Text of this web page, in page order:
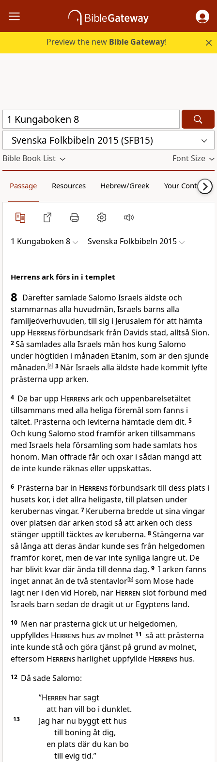
Preview the new Bible Gateway!
Svenska Folkbibeln 2015 (SFB15)
Bible Book List Font Size
Passage Resources Hebrew/Greek Your Content
1 Kungaboken 8 Svenska Folkbibeln 2015
Herrens ark förs in i templet
8 Därefter samlade Salomo Israels äldste och
stammarnas alla huvudmän, Israels barns alla
familjeöverhuvuden, till sig i Jerusalem för att hämta
upp Herrensförbundsark från Davids stad, alltså Sion.
2Så samlades alla Israels män hos kung Salomo
under högtiden i månaden Etanim, som är den sjunde
månaden.[a] 3 När Israels alla äldste hade kommit lyfte
prästerna upp arken.
4 De bar upp Herrensark och uppenbarelsetältet
tillsammans med alla heliga föremål som fanns i
tältet. Prästerna och leviterna hämtade dem dit. 5
Och kung Salomo stod framför arken tillsammans
med Israels hela församling som hade samlats hos
honom. Man offrade får och oxar i sådan mängd att
de inte kunde räknas eller uppskattas.
6 Prästerna bar in Herrensförbundsark till dess plats i
husets kor, i det allra heligaste, till platsen under
kerubernas vingar. 7 Keruberna bredde ut sina vingar
över platsen där arken stod så att arken och dess
stänger upptill täcktes av keruberna. 8Stängerna var
så långa att deras ändar kunde ses från helgedomen
framför koret, men de var inte synliga längre ut. De
har blivit kvar där ända till denna dag. 9 I arken fanns
inget annat än de två stentavlor[b] som Mose hade
lagt ner i den vid Horeb, när Herren slöt förbund med
Israels barn sedan de dragit ut ur Egyptens land.
10 Men när prästerna gick ut ur helgedomen,
uppfylldes Herrens hus av molnet 11 så att prästerna
inte kunde stå och göra tjänst på grund av molnet,
eftersom Herrens härlighet uppfyllde Herrens hus.
12 Då sade Salomo:
”Herren har sagt
att han vill bo i dunklet.
13
Jag har nu byggt ett hus
till boning åt dig,
en plats där du kan bo
till evig tid.”